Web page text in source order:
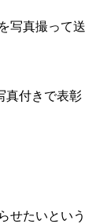
写真撮って送
真付きで表彰
せたいという